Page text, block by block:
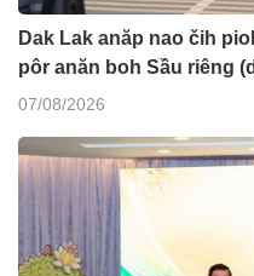
Dak Lak anăp nao čih
pôr anăn boh Sầu riêng
07/08/2026